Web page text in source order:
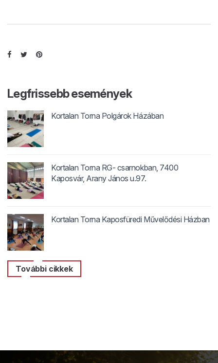
Legfrissebb események
Kortalan Torna Polgárok Házában
Kortalan Torna RG- csarnokban, 7400
Kaposvár, Arany János u.97.
Kortalan Torna Kaposfüredi Művelődési Házban
További cikkek